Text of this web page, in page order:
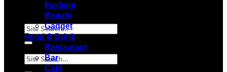
Fashion
Beauty
Gadget
Food & Drink
Restaurant
Bar
Café